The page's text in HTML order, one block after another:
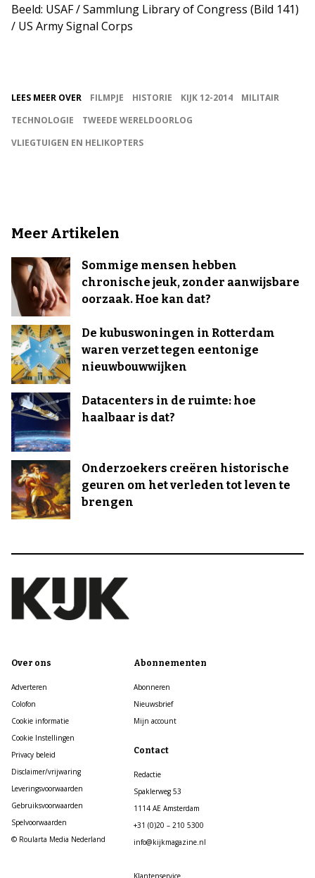
Beeld: USAF / Sammlung Library of Congress (Bild 141)
/ US Army Signal Corps
LEES MEER OVER FILMPJE HISTORIE KIJK 12-2014
MILITAIR
TECHNOLOGIE
TWEEDE WERELDOORLOG
VLIEGTUIGEN EN HELIKOPTERS
Meer Artikelen
Sommige mensen hebben
chronische jeuk, zonder aanwijsbare
oorzaak. Hoe kan dat?
De kubuswoningen in Rotterdam
waren verzet tegen eentonige
nieuwbouwwijken
Datacenters in de ruimte: hoe
haalbaar is dat?
Onderzoekers creëren historische
geuren om het verleden tot leven te
brengen
Over ons
Adverteren
Colofon
Cookie informatie
Cookie Instellingen
Privacy beleid
Disclaimer/vrijwaring
Leveringsvoorwaarden
Gebruiksvoorwaarden
Spelvoorwaarden
© Roularta Media Nederland
Abonnementen
Abonneren
Nieuwsbrief
Mijn account
Contact
Redactie
Spaklerweg 53
1114 AE Amsterdam
+31 (0)20 – 210 5300
info@kijkmagazine.nl
Klantenservice